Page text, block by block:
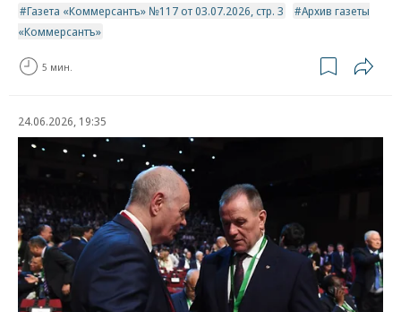
Газета «Коммерсантъ» №117 от 03.07.2026, стр. 3
Архив газеты
«Коммерсантъ»
5 мин.
24.06.2026, 19:35